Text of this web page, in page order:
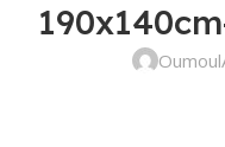
Oumoul